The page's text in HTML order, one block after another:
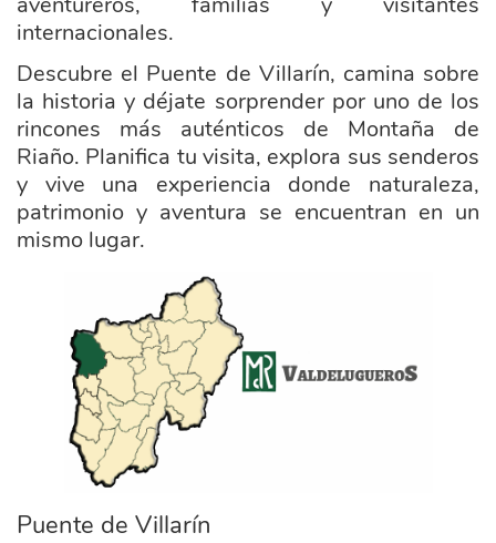
internacionales.
Descubre el Puente de Villarín, camina sobre
la historia y déjate sorprender por uno de los
rincones más auténticos de Montaña de
Riaño. Planifica tu visita, explora sus senderos
y vive una experiencia donde naturaleza,
patrimonio y aventura se encuentran en un
mismo lugar.
ayuntamiento_valdelugueros.png
Puente de Villarín